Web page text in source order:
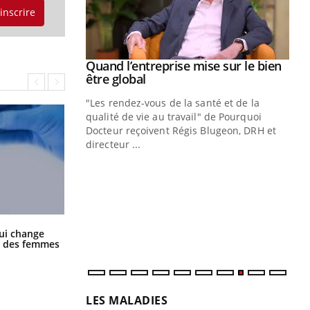
change
femmes
Youtube
c'est votre
qui
Dans cet
Youtube
Quand l’entreprise mise sur le bien
être globalYoutube
"Les rendez-vous de la santé et de la
qualité de vie au travail" de Pourquoi
Docteur reçoivent Régis Blugeon, DRH et
directeur ...
LES MALADIES